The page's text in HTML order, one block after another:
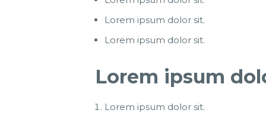
Lorem ipsum dolor sit.
Lorem ipsum dolor sit.
Lorem ipsum
Lorem ipsum dolor sit.